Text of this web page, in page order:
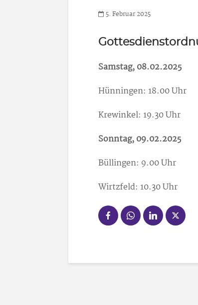
5. Februar 2025
Samstag, 08.02.2025
Hünningen: 18.00 Uhr
Krewinkel: 19.30 Uhr
Sonntag, 09.02.2025
Büllingen: 9.00 Uhr
Wirtzfeld: 10.30 Uhr